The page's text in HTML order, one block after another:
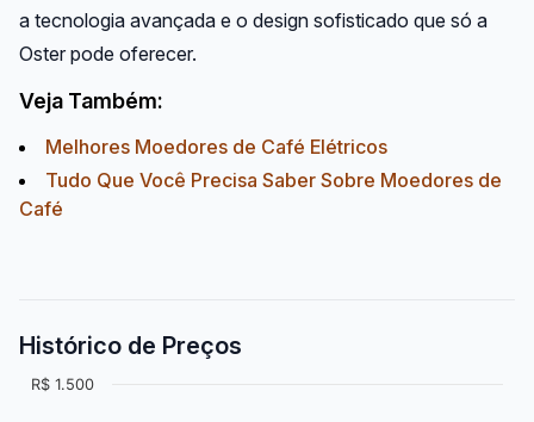
a tecnologia avançada e o design sofisticado que só a
Oster pode oferecer.
Veja Também:
Melhores Moedores de Café Elétricos
Tudo Que Você Precisa Saber Sobre Moedores de
Café
Histórico de Preços
R$ 1.500